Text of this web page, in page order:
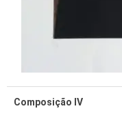
Composição IV